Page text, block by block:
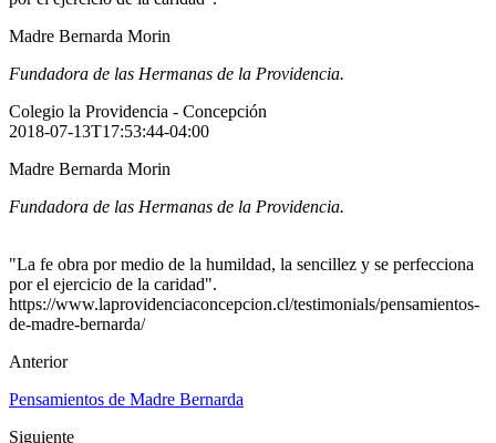
Madre Bernarda Morin
Fundadora de las Hermanas de la Providencia.
Colegio la Providencia - Concepción
2018-07-13T17:53:44-04:00
Madre Bernarda Morin
Fundadora de las Hermanas de la Providencia.
"La fe obra por medio de la humildad, la sencillez y se perfecciona
por el ejercicio de la caridad".
https://www.laprovidenciaconcepcion.cl/testimonials/pensamientos-
de-madre-bernarda/
Anterior
Pensamientos de Madre Bernarda
Siguiente